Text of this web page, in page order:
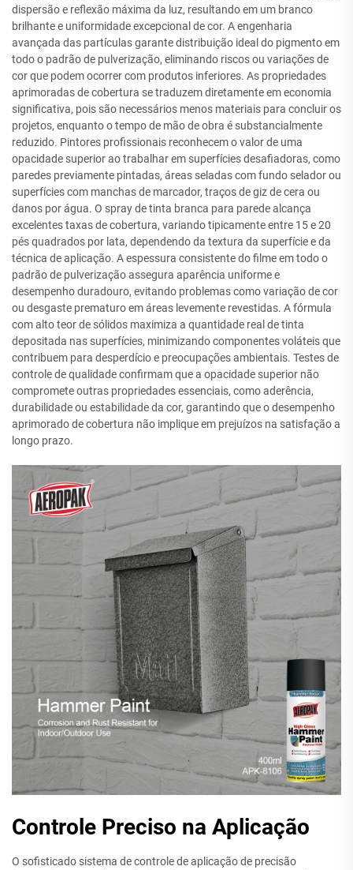
dispersão e reflexão máxima da luz, resultando em um branco
brilhante e uniformidade excepcional de cor. A engenharia
avançada das partículas garante distribuição ideal do pigmento em
todo o padrão de pulverização, eliminando riscos ou variações de
cor que podem ocorrer com produtos inferiores. As propriedades
aprimoradas de cobertura se traduzem diretamente em economia
significativa, pois são necessários menos materiais para concluir os
projetos, enquanto o tempo de mão de obra é substancialmente
reduzido. Pintores profissionais reconhecem o valor de uma
opacidade superior ao trabalhar em superfícies desafiadoras, como
paredes previamente pintadas, áreas seladas com fundo selador ou
superfícies com manchas de marcador, traços de giz de cera ou
danos por água. O spray de tinta branca para parede alcança
excelentes taxas de cobertura, variando tipicamente entre 15 e 20
pés quadrados por lata, dependendo da textura da superfície e da
técnica de aplicação. A espessura consistente do filme em todo o
padrão de pulverização assegura aparência uniforme e
desempenho duradouro, evitando problemas como variação de cor
ou desgaste prematuro em áreas levemente revestidas. A fórmula
com alto teor de sólidos maximiza a quantidade real de tinta
depositada nas superfícies, minimizando componentes voláteis que
contribuem para desperdício e preocupações ambientais. Testes de
controle de qualidade confirmam que a opacidade superior não
compromete outras propriedades essenciais, como aderência,
durabilidade ou estabilidade da cor, garantindo que o desempenho
aprimorado de cobertura não implique em prejuízos na satisfação a
longo prazo.
Controle Preciso na Aplicação
O sofisticado sistema de controle de aplicação de precisão